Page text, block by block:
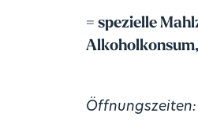
= spezielle